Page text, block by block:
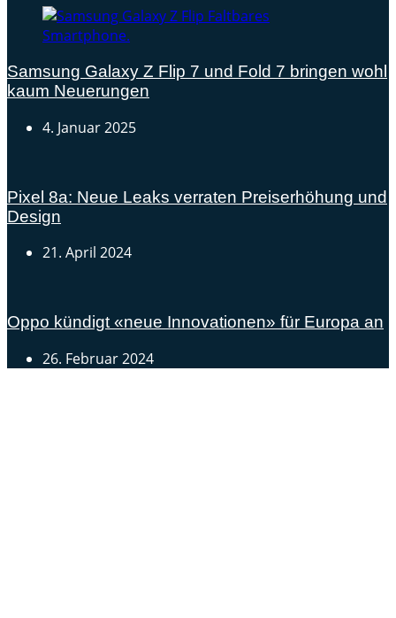
Samsung Galaxy Z Flip 7 und Fold 7 bringen wohl
kaum Neuerungen
4. Januar 2025
Pixel 8a: Neue Leaks verraten Preiserhöhung und
Design
21. April 2024
Oppo kündigt «neue Innovationen» für Europa an
26. Februar 2024